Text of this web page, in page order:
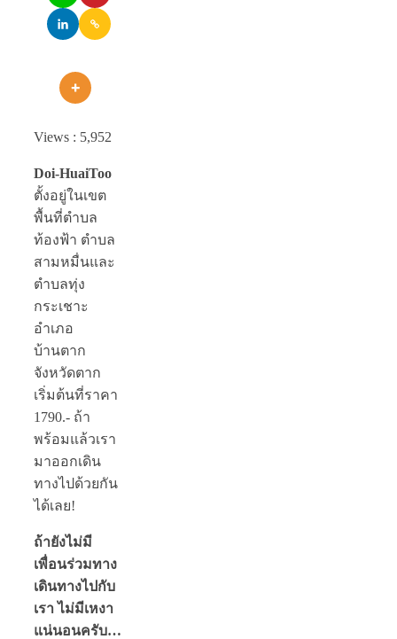
Views : 5,952
Doi-HuaiToo
ตั้งอยู่ในเขต
พื้นที่ตำบล
ท้องฟ้า ตำบล
สามหมื่นและ
ตำบลทุ่ง
กระเชาะ
อำเภอ
บ้านตาก
จังหวัดตาก
เริ่มต้นที่ราคา
1790.- ถ้า
พร้อมแล้วเรา
มาออกเดิน
ทางไปด้วยกัน
ได้เลย!
ถ้ายังไม่มี
เพื่อนร่วมทาง
เดินทางไปกับ
เราไม่มีเหงา
แน่นอนครับ…